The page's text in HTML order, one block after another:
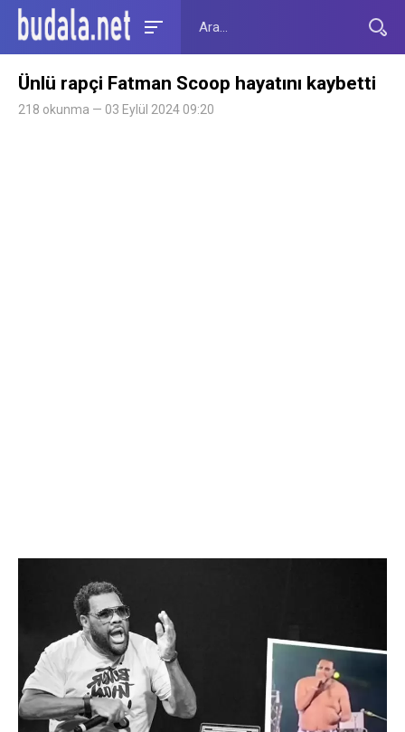
Ünlü rapçi Fatman Scoop hayatını kaybetti
218 okunma — 03 Eylül 2024 09:20